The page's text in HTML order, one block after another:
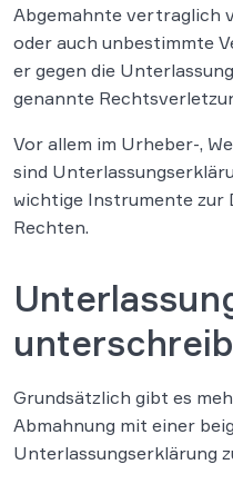
Abgemahnte vertraglich
oder auch unbestimmte
er gegen die
genannte
Vor allem im Urheber-,
sind
wichtige Instrumente zur
Rechten.
Grundsätzlich gibt es
Abmahnung mit einer
Unterlassungserklärung